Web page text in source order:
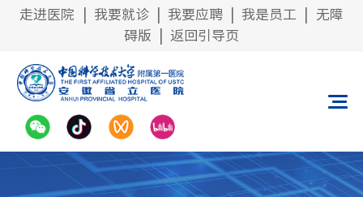
走进医院 我要就诊 我要应聘 我是员工
无障
碍版
返回引导页